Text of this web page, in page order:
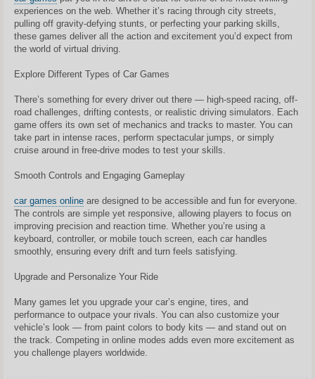
n
d
r
t
n
experiences on the web. Whether it’s racing through city streets,
pulling off gravity-defying stunts, or perfecting your parking skills,
these games deliver all the action and excitement you’d expect from
the world of virtual driving.
Explore Different Types of Car Games
There’s something for every driver out there — high-speed racing, off-
road challenges, drifting contests, or realistic driving simulators. Each
game offers its own set of mechanics and tracks to master. You can
take part in intense races, perform spectacular jumps, or simply
cruise around in free-drive modes to test your skills.
Smooth Controls and Engaging Gameplay
car games online are designed to be accessible and fun for everyone.
The controls are simple yet responsive, allowing players to focus on
improving precision and reaction time. Whether you’re using a
keyboard, controller, or mobile touch screen, each car handles
smoothly, ensuring every drift and turn feels satisfying.
Upgrade and Personalize Your Ride
Many games let you upgrade your car’s engine, tires, and
performance to outpace your rivals. You can also customize your
vehicle’s look — from paint colors to body kits — and stand out on
the track. Competing in online modes adds even more excitement as
you challenge players worldwide.